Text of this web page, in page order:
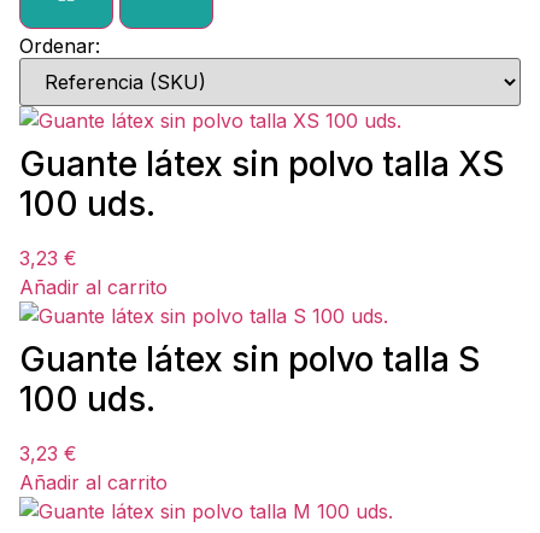
Ordenar:
Guante látex sin polvo talla XS
100 uds.
3,23 €
Añadir al carrito
Guante látex sin polvo talla S
100 uds.
3,23 €
Añadir al carrito